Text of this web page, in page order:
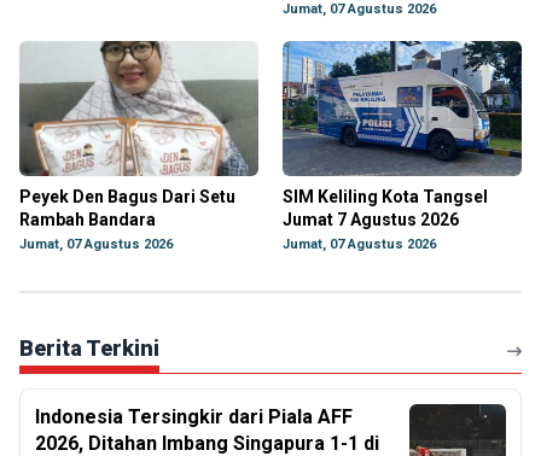
Jumat, 07 Agustus 2026
Peyek Den Bagus Dari Setu
Rambah Bandara
Jumat, 07 Agustus 2026
SIM Keliling Kota Tangsel
Jumat 7 Agustus 2026
Jumat, 07 Agustus 2026
Berita Terkini
Indonesia Tersingkir dari Piala AFF
2026, Ditahan Imbang Singapura 1-1 di